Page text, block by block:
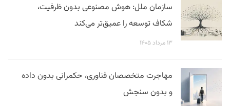
سازمان ملل: هوش مصنوعی بدون ظرفیت،
شکاف توسعه را عمیق‌تر می‌کند
۱۳ مرداد ۱۴۰۵
مهاجرت متخصصان فناوری، حکمرانی بدون داده
و بدون سنجش